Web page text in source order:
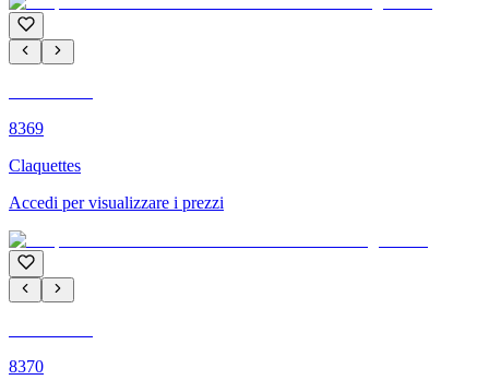
8369
Claquettes
Accedi per visualizzare i prezzi
8370